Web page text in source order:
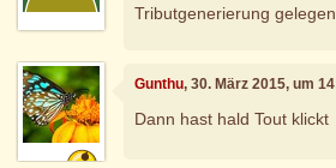
Tributgenerierung
Gunthu, 30. März 2015, um
Dann hast hald Tout klickt